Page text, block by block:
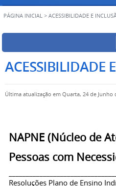
PÁGINA INICIAL > ACESSIBILIDADE E
ACESSIBILIDADE
Última atualização em Quarta, 24 de Junho
NAPNE (Núcleo de
Pessoas com
Resoluções Plano de Ensino